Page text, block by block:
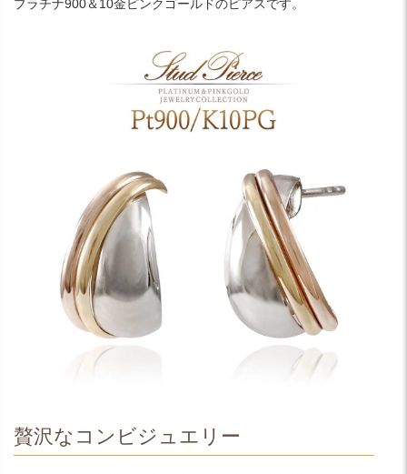
プラチナ900＆10金ピンクゴールドのピアスです。
贅沢なコンビジュエリー